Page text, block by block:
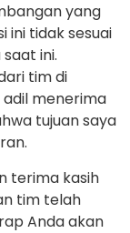
yang
ini tidak sesuai
ini.
tim di
adil menerima
tujuan saya
terima kasih
tim telah
Anda akan